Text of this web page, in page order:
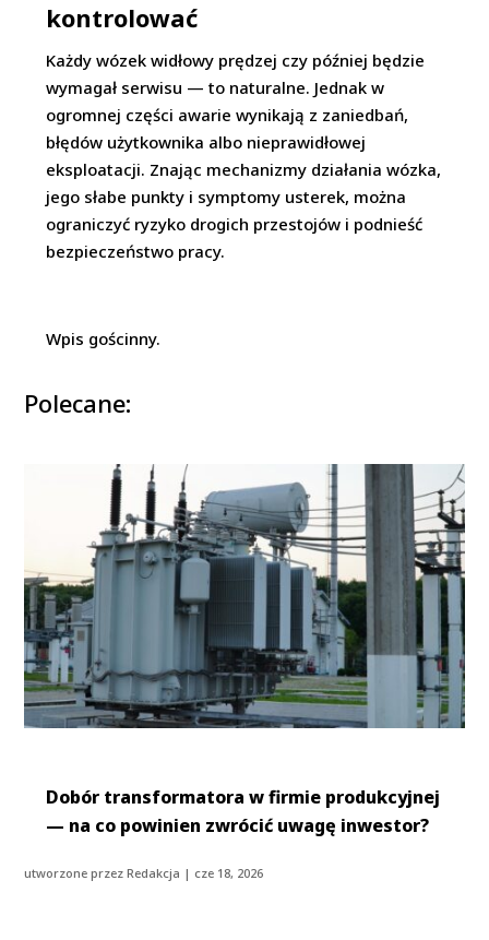
kontrolować
Każdy wózek widłowy prędzej czy później będzie
wymagał serwisu — to naturalne. Jednak w
ogromnej części awarie wynikają z zaniedbań,
błędów użytkownika albo nieprawidłowej
eksploatacji. Znając mechanizmy działania wózka,
jego słabe punkty i symptomy usterek, można
ograniczyć ryzyko drogich przestojów i podnieść
bezpieczeństwo pracy.
Wpis gościnny.
Polecane:
Dobór transformatora w firmie produkcyjnej
— na co powinien zwrócić uwagę inwestor?
utworzone przezRedakcja | cze 18, 2026